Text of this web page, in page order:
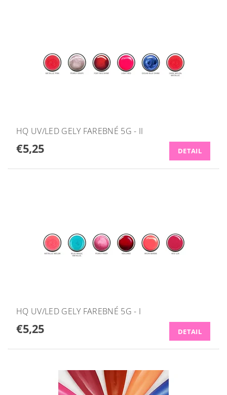
HQ UV/LED GELY FAREBNÉ 5G - II
€5,25 DETAIL
HQ UV/LED GELY FAREBNÉ 5G - I
€5,25 DETAIL